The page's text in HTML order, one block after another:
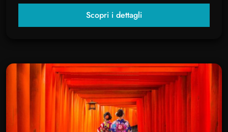
Scopri i dettagli